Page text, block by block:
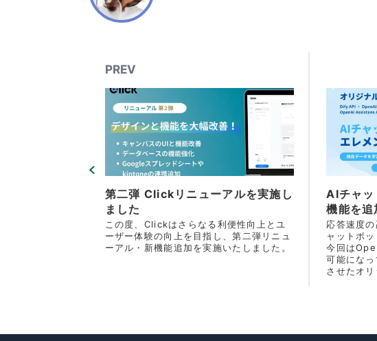
PREV
第二弾 Clickリニューアルを実施し
ました
この度、Clickはさらなる利便性向上とユ
ーザー体験の向上を目指し、第二弾リニュ
ーアル・新機能追加を実施いたしました。
AIチャッ
機能を追
応答速度
ャットボ
今回は
可能にな
させたオ